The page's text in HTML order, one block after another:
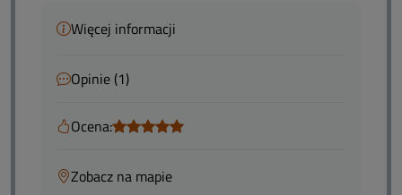
Więcej informacji
Opinie (1)
Ocena:
Zobacz na mapie